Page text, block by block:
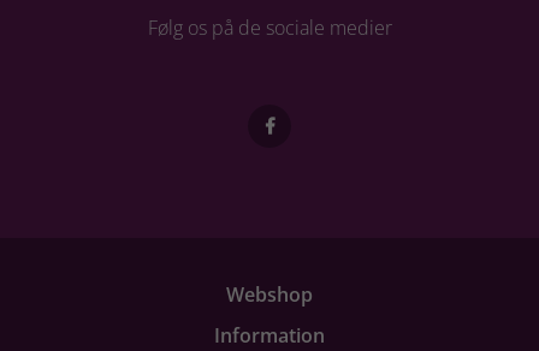
Følg os på de sociale medier
Webshop
Information